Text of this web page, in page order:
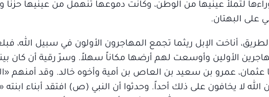
لتملأ عينيها من الوطن، وكانت دموعها تنهمل من عينيها
على البهتان.
أناخت الإبل ريثما تجمع المهاجرون الأولون في سبيل الله،
الأولين وأوسعت لهم أرضها مكاناً سهلاً. وسرّ رقية أن كان
عثمان، عمرو بن سعيد بن العاص بن أمية وأخوه خالد. وقد أمنهم
الله لا يخافون على ذلك أحداً. وحدثوا أن النبي (ص) افتقد أبناء ابنته